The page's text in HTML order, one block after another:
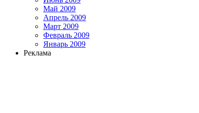
Май 2009
Апрель 2009
Март 2009
Февраль 2009
Январь 2009
Реклама